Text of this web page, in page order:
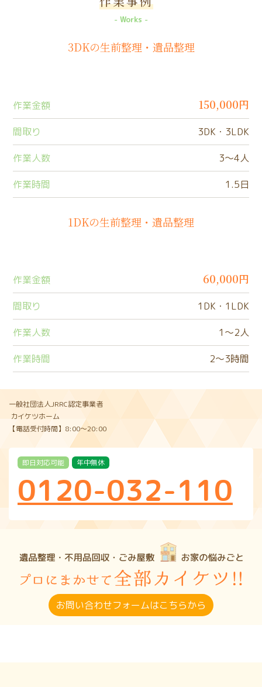
Works
3DKの生前整理・遺品整理
作業金額 150,000円
間取り 3DK・3LDK
作業人数 3〜4人
作業時間 1.5日
1DKの生前整理・遺品整理
作業金額 60,000円
間取り 1DK・1LDK
作業人数 1〜2人
作業時間 2〜3時間
一般社団法人JRRC認定事業者
カイケツホーム
【電話受付時間】8:00〜20:00
即日対応可能 年中無休
0120-032-110
お問い合わせフォームはこちらから